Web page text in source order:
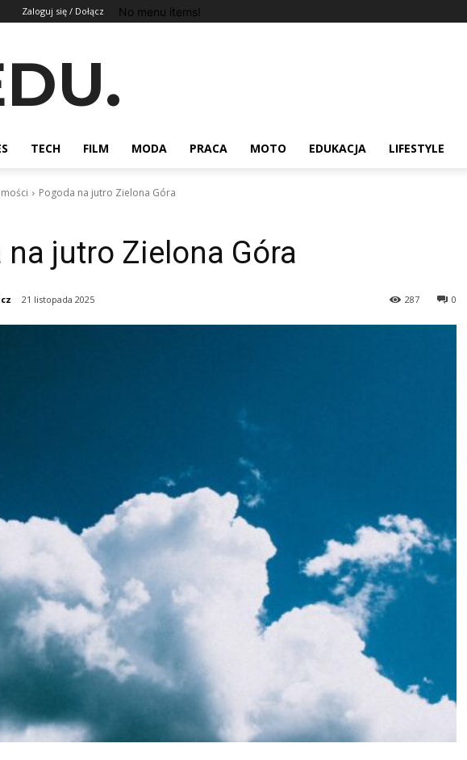
Zaloguj się / Dołącz No menu items!
TECH FILM MODA PRACA MOTO EDUKACJA LIFESTYLE
Pogoda na jutro Zielona Góra
na jutro Zielona Góra
21 listopada 2025 0
287